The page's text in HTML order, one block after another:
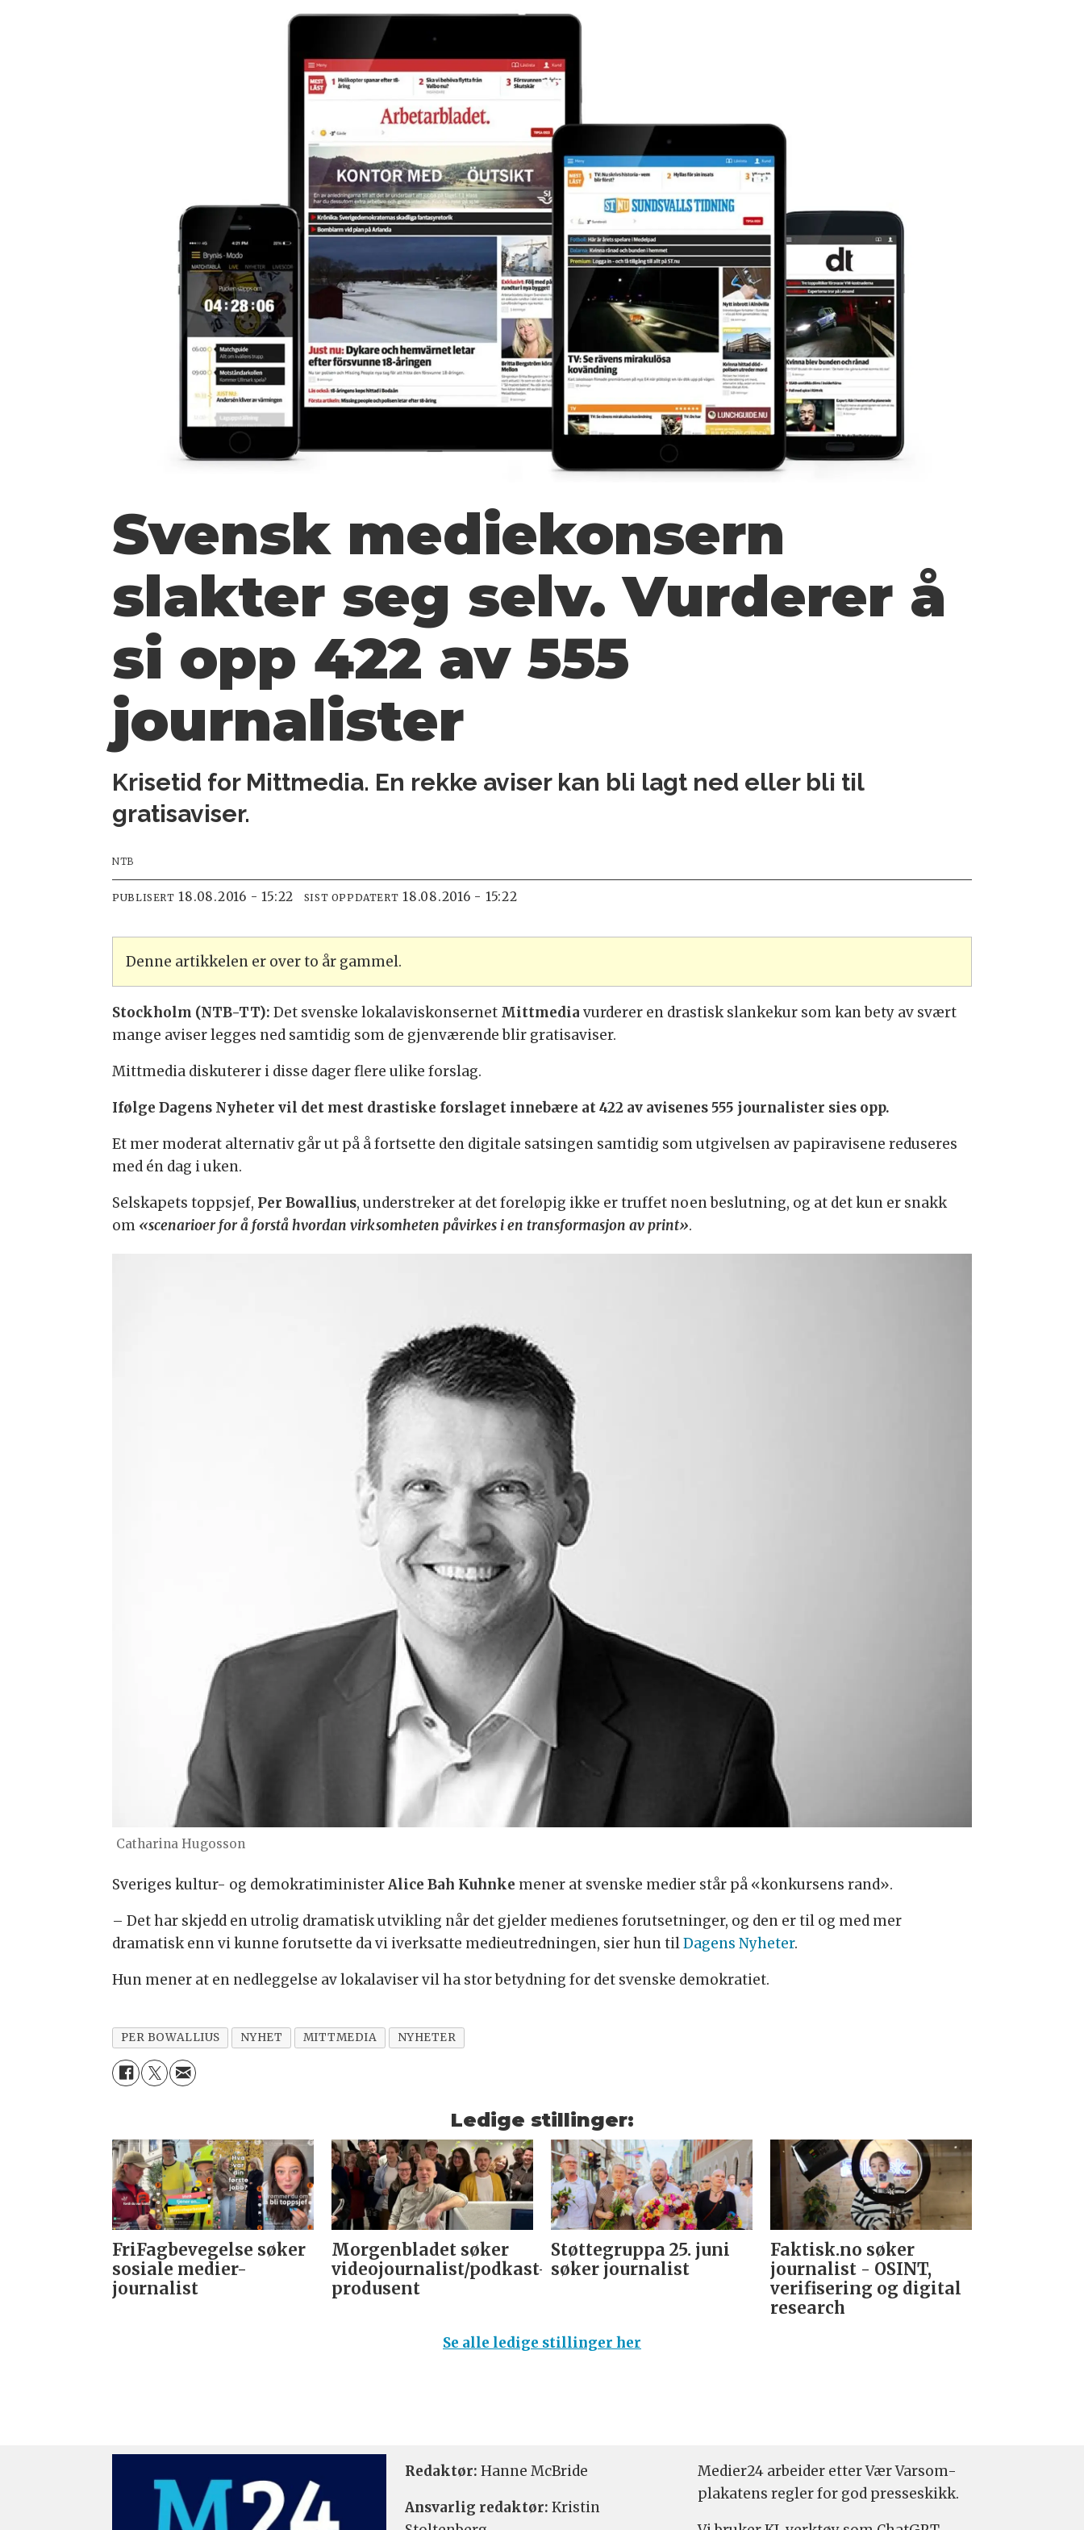
Svensk mediekonsern
slakter seg selv. Vurderer å
si opp 422 av 555
journalister
Krisetid for Mittmedia. En rekke aviser kan bli lagt ned eller bli til
gratisaviser.
NTB
PUBLISERT 18.08.2016 - 15:22 SIST OPPDATERT 18.08.2016 - 15:22
Denne artikkelen er over to år gammel.
Stockholm (NTB-TT): Det svenske lokalaviskonsernet Mittmedia vurderer en drastisk slankekur som kan bety av svært
mange aviser legges ned samtidig som de gjenværende blir gratisaviser.
Mittmedia diskuterer i disse dager flere ulike forslag.
Ifølge Dagens Nyheter vil det mest drastiske forslaget innebære at 422 av avisenes 555 journalister sies opp.
Et mer moderat alternativ går ut på å fortsette den digitale satsingen samtidig som utgivelsen av papiravisene reduseres
med én dag i uken.
Selskapets toppsjef, Per Bowallius, understreker at det foreløpig ikke er truffet noen beslutning, og at det kun er snakk
om «scenarioer for å forstå hvordan virksomheten påvirkes i en transformasjon av print».
Catharina Hugosson
Sveriges kultur- og demokratiministerAlice Bah Kuhnke mener at svenske medier står på «konkursens rand».
– Det har skjedd en utrolig dramatisk utvikling når det gjelder medienes forutsetninger, og den er til og med mer
dramatisk enn vi kunne forutsette da vi iverksatte medieutredningen, sier hun tilDagens Nyheter.
Hun mener at en nedleggelse av lokalaviser vil ha stor betydning for det svenske demokratiet.
PER BOWALLIUS NYHET MITTMEDIA NYHETER
Ledige stillinger:
FriFagbevegelse søker
sosiale medier-
journalist
Morgenbladet søker
videojournalist/podkast-
produsent
Støttegruppa 25. juni
søker journalist
Faktisk.no søker
journalist - OSINT,
verifisering og digital
research­
Se alle ledige stillinger her
Redaktør: Hanne McBride
Ansvarlig redaktør: Kristin
Medier24 arbeider etter Vær Varsom-
plakatens regler for god presseskikk.